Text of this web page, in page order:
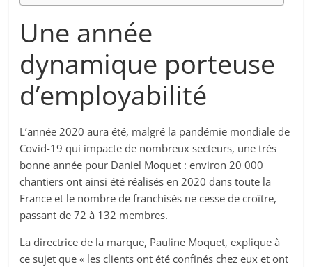
Une année
dynamique porteuse
d’employabilité
L’année 2020 aura été, malgré la pandémie mondiale de
Covid-19 qui impacte de nombreux secteurs, une très
bonne année pour Daniel Moquet : environ 20 000
chantiers ont ainsi été réalisés en 2020 dans toute la
France et le nombre de franchisés ne cesse de croître,
passant de 72 à 132 membres.
La directrice de la marque, Pauline Moquet, explique à
ce sujet que « les clients ont été confinés chez eux et ont